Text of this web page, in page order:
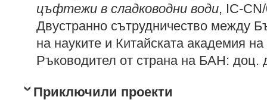
цъфтежи в сладководни води, IC-
Двустранно сътрудничество между
на науките и Китайската академия
Ръководител от страна на БАН:
Приключили проекти